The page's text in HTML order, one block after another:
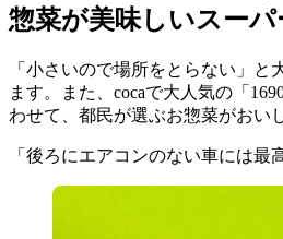
惣菜が美味しいスーパ
「小さいので場所をとらない」
ます。また、cocaで大人気の「
わせて、都民が選ぶお惣菜がおい
「後ろにエアコンのない車には